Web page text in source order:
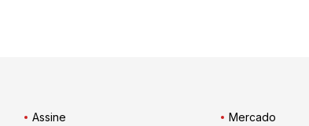
Assine Mercado